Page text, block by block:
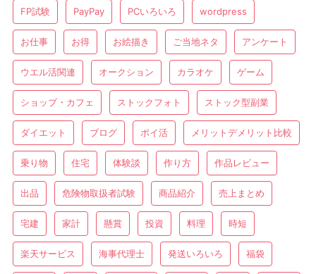
FP試験 PayPay PCいろいろ wordpress
お仕事 お得 お絵描き ご当地ネタ アンケート
ウエル活関連 オークション カラオケ ゲーム
ショップ・カフェ ストックフォト ストック型副業
ダイエット ブログ ポイ活 メリットデメリット比較
乗り物 住宅 体験談 作り方 作品レビュー
出品 危険物取扱者試験 商品紹介 売上まとめ
宅建 家計 懸賞 投資 料理 時短
楽天サービス 海事代理士 発送いろいろ 福袋